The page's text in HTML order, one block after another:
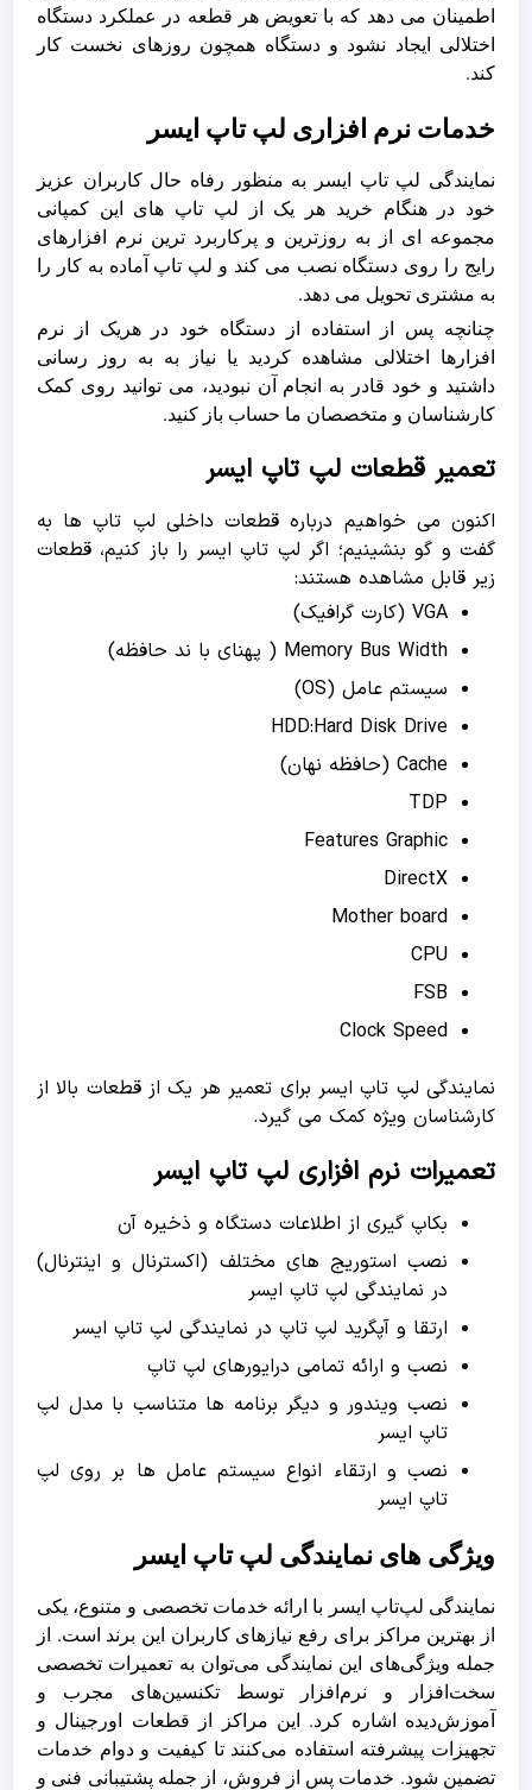
اطمینان می دهد که با تعویض هر قطعه در عملکرد دستگاه
اختلالی ایجاد نشود و دستگاه همچون روزهای نخست کار
کند.
خدمات نرم افزاری لپ تاپ ایسر
نمایندگی لپ تاپ ایسر به منظور رفاه حال کاربران عزیز
خود در هنگام خرید هر یک از لپ تاپ های این کمپانی
مجموعه ای از به روزترین و پرکاربرد ترین نرم افزارهای
رایج را روی دستگاه نصب می کند و لپ تاپ آماده به کار را
به مشتری تحویل می دهد.
چنانچه پس از استفاده از دستگاه خود در هریک از نرم
افزارها اختلالی مشاهده کردید یا نیاز به به روز رسانی
داشتید و خود قادر به انجام آن نبودید، می توانید روی کمک
کارشناسان و متخصصان ما حساب باز کنید.
تعمیر قطعات لپ تاپ ایسر
اکنون می خواهیم درباره قطعات داخلی لپ تاپ ها به
گفت و گو بنشینیم؛ اگر لپ تاپ ایسر را باز کنیم، قطعات
زیر قابل مشاهده هستند:
VGA (کارت گرافیک)
Memory Bus Width ( پهنای با ند حافظه)
سیستم عامل (OS)
HDD:Hard Disk Drive
Cache (حافظه نهان)
TDP
Features Graphic
DirectX
Mother board
CPU
FSB
Clock Speed
نمایندگی لپ تاپ ایسر برای تعمیر هر یک از قطعات بالا از
کارشناسان ویژه کمک می گیرد.
تعمیرات نرم افزاری لپ تاپ ایسر
بکاپ گیری از اطلاعات دستگاه و ذخیره آن
نصب استوریج های مختلف (اکسترنال و اینترنال)
در نمایندگی لپ تاپ ایسر
ارتقا و آپگرید لپ تاپ در نمایندگی لپ تاپ ایسر
نصب و ارائه تمامی درایورهای لپ تاپ
نصب ویندور و دیگر برنامه ها متناسب با مدل لپ
تاپ ایسر
نصب و ارتقاء انواع سیستم عامل ها بر روی لپ
تاپ ایسر
ویژگی های نمایندگی لپ تاپ ایسر
نمایندگی لپ‌تاپ ایسر با ارائه خدمات تخصصی و متنوع، یکی
از بهترین مراکز برای رفع نیازهای کاربران این برند است. از
جمله ویژگی‌های این نمایندگی می‌توان به تعمیرات تخصصی
سخت‌افزار و نرم‌افزار توسط تکنسین‌های مجرب و
آموزش‌دیده اشاره کرد. این مراکز از قطعات اورجینال و
تجهیزات پیشرفته استفاده می‌کنند تا کیفیت و دوام خدمات
تضمین شود. خدمات پس از فروش، از جمله پشتیبانی فنی و